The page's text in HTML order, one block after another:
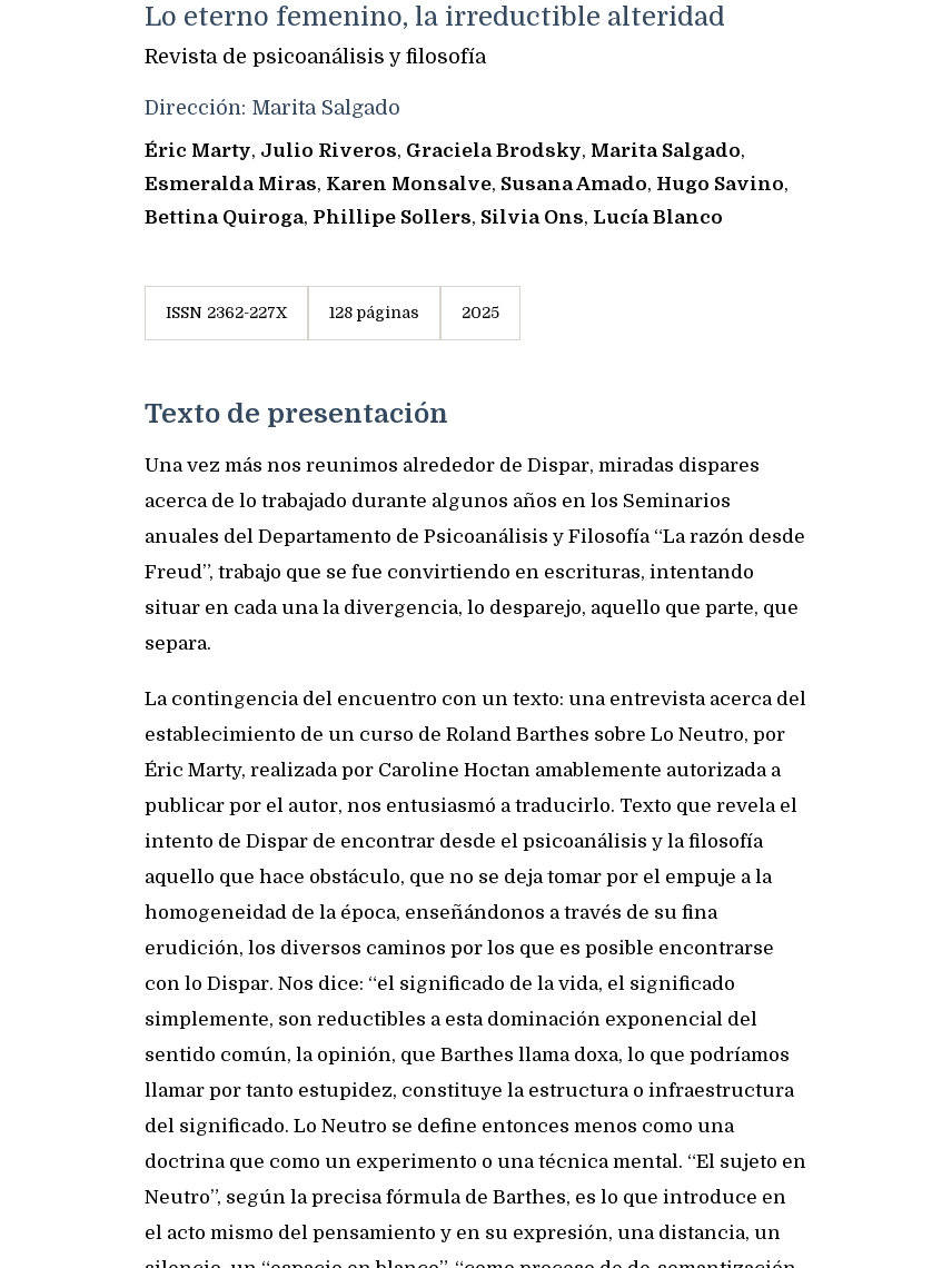
Lo eterno femenino, la irreductible alteridad
Revista de psicoanálisis y filosofía
Dirección: Marita Salgado
Éric Marty, Julio Riveros, Graciela Brodsky, Marita Salgado,
Esmeralda Miras, Karen Monsalve, Susana Amado, Hugo Savino,
Bettina Quiroga, Phillipe Sollers, Silvia Ons, Lucía Blanco
ISSN 2362-227X 128 páginas 2025
Texto de presentación
Una vez más nos reunimos alrededor de Dispar, miradas dispares
acerca de lo trabajado durante algunos años en los Seminarios
anuales del Departamento de Psicoanálisis y Filosofía “La razón desde
Freud”, trabajo que se fue convirtiendo en escrituras, intentando
situar en cada una la divergencia, lo desparejo, aquello que parte, que
separa.
La contingencia del encuentro con un texto: una entrevista acerca del
establecimiento de un curso de Roland Barthes sobre Lo Neutro, por
Éric Marty, realizada por Caroline Hoctan amablemente autorizada a
publicar por el autor, nos entusiasmó a traducirlo. Texto que revela el
intento de Dispar de encontrar desde el psicoanálisis y la filosofía
aquello que hace obstáculo, que no se deja tomar por el empuje a la
homogeneidad de la época, enseñándonos a través de su fina
erudición, los diversos caminos por los que es posible encontrarse
con lo Dispar. Nos dice: “el significado de la vida, el significado
simplemente, son reductibles a esta dominación exponencial del
sentido común, la opinión, que Barthes llama doxa, lo que podríamos
llamar por tanto estupidez, constituye la estructura o infraestructura
del significado. Lo Neutro se define entonces menos como una
doctrina que como un experimento o una técnica mental. “El sujeto en
Neutro”, según la precisa fórmula de Barthes, es lo que introduce en
el acto mismo del pensamiento y en su expresión, una distancia, un